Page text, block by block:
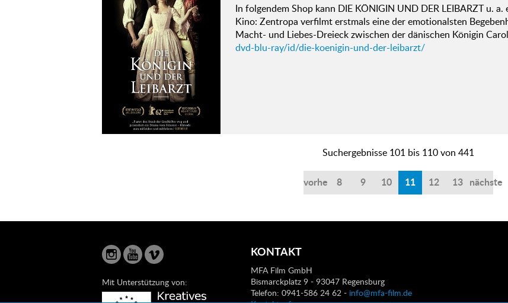
In folgendem Shop kann DIE KÖNIGIN UND DER LEIBARZT u.
Kino: Zentropa verfilmt erstmals eine der emotionalsten
Macht- und Liebes-Dreieck zwischen der dänischen Königin
dvd-blu-ray/id/die-koenigin-und-der-leibarzt/
Suchergebnisse 101 bis 110 von 441
vorherige
8 9 10 11 12 13 nächste
Mit Unterstützung von:
KONTAKT
MFA Film GmbH
Bismarckplatz 9 - 93047 Regensburg
Telefon: 0941-586 24 62 - info@mfa-film.de